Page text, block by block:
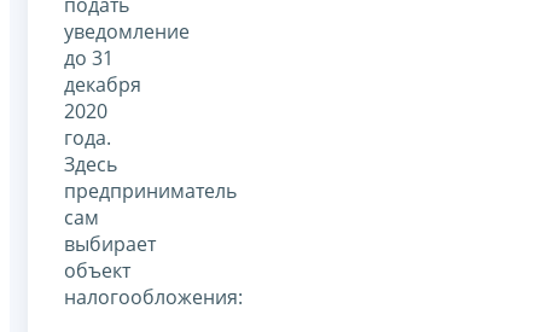
уведомление
до 31
декабря
2020
года.
Здесь
предприниматель
сам
выбирает
объект
налогообложения: